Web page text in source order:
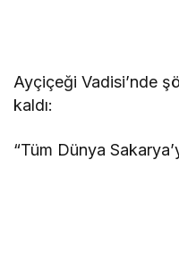
Ayçiçeği Vadisi’nde
kaldı:
“Tüm Dünya